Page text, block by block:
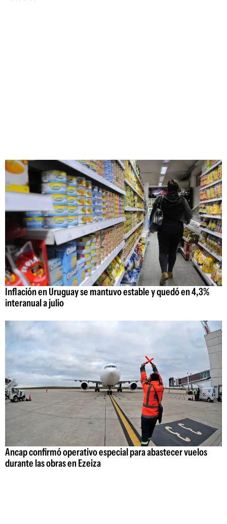
Inflación en Uruguay se mantuvo estable y quedó en 4,3%
interanual a julio
Ancap confirmó operativo especial para abastecer vuelos
durante las obras en Ezeiza